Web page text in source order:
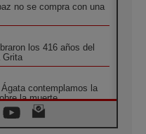
no se compra con una
los 416 años del
Grita
contemplamos la
la muerte
Santuario de la Madre